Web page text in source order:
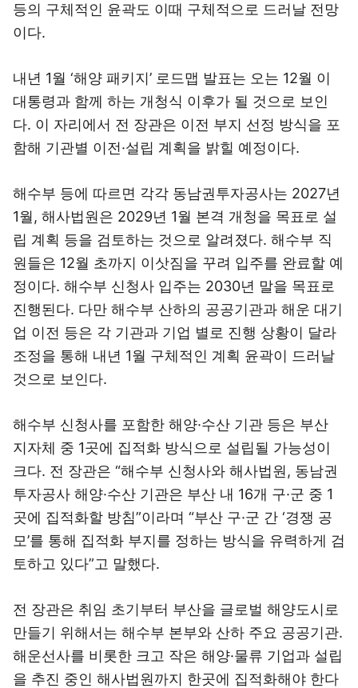
등의 구체적인 윤곽도 이때 구체적으로 드러날 전망
이다.
내년 1월 ‘해양 패키지’ 로드맵 발표는 오는 12월 이
대통령과 함께 하는 개청식 이후가 될 것으로 보인
다. 이 자리에서 전 장관은 이전 부지 선정 방식을 포
함해 기관별 이전·설립 계획을 밝힐 예정이다.
해수부 등에 따르면 각각 동남권투자공사는 2027년
1월, 해사법원은 2029년 1월 본격 개청을 목표로 설
립 계획 등을 검토하는 것으로 알려졌다. 해수부 직
원들은 12월 초까지 이삿짐을 꾸려 입주를 완료할 예
정이다. 해수부 신청사 입주는 2030년 말을 목표로
진행된다. 다만 해수부 산하의 공공기관과 해운 대기
업 이전 등은 각 기관과 기업 별로 진행 상황이 달라
조정을 통해 내년 1월 구체적인 계획 윤곽이 드러날
것으로 보인다.
해수부 신청사를 포함한 해양·수산 기관 등은 부산
지자체 중 1곳에 집적화 방식으로 설립될 가능성이
크다. 전 장관은 “해수부 신청사와 해사법원, 동남권
투자공사 해양·수산 기관은 부산 내 16개 구·군 중 1
곳에 집적화할 방침”이라며 “부산 구·군 간 ‘경쟁 공
모’를 통해 집적화 부지를 정하는 방식을 유력하게 검
토하고 있다”고 말했다.
전 장관은 취임 초기부터 부산을 글로벌 해양도시로
만들기 위해서는 해수부 본부와 산하 주요 공공기관.
해운선사를 비롯한 크고 작은 해양·물류 기업과 설립
을 추진 중인 해사법원까지 한곳에 집적화해야 한다